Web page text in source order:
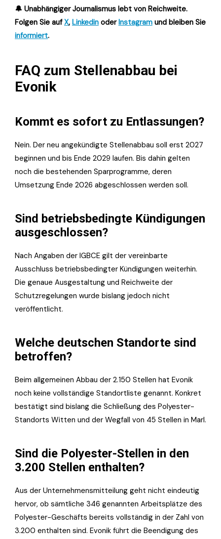
🔔 Unabhängiger Journalismus lebt von Reichweite.
Folgen Sie aufX, Linkedin oderInstagram und bleiben Sie
informiert.
FAQ zum Stellenabbau bei
Evonik
Kommt es sofort zu Entlassungen?
Nein. Der neu angekündigte Stellenabbau soll erst 2027
beginnen und bis Ende 2029 laufen. Bis dahin gelten
noch die bestehenden Sparprogramme, deren
Umsetzung Ende 2026 abgeschlossen werden soll.
Sind betriebsbedingte Kündigungen
ausgeschlossen?
Nach Angaben der IGBCE gilt der vereinbarte
Ausschluss betriebsbedingter Kündigungen weiterhin.
Die genaue Ausgestaltung und Reichweite der
Schutzregelungen wurde bislang jedoch nicht
veröffentlicht.
Welche deutschen Standorte sind
betroffen?
Beim allgemeinen Abbau der 2.150 Stellen hat Evonik
noch keine vollständige Standortliste genannt. Konkret
bestätigt sind bislang die Schließung des Polyester-
Standorts Witten und der Wegfall von 45 Stellen in Marl.
Sind die Polyester-Stellen in den
3.200 Stellen enthalten?
Aus der Unternehmensmitteilung geht nicht eindeutig
hervor, ob sämtliche 346 genannten Arbeitsplätze des
Polyester-Geschäfts bereits vollständig in der Zahl von
3.200 enthalten sind. Evonik führt die Beendigung des